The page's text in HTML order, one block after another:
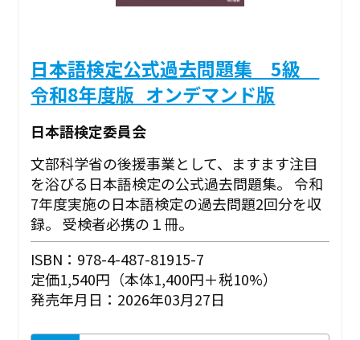
日本語検定公式過去問題集 5級
令和8年度版_オンデマンド版
日本語検定委員会
文部科学省の後援事業として、ますます注目
を浴びる日本語検定の公式過去問題集。 令和
7年度実施の日本語検定の過去問題2回分を収
録。 受検者必携の１冊。
ISBN：978-4-487-81915-7
定価1,540円（本体1,400円＋税10%）
発売年月日：2026年03月27日